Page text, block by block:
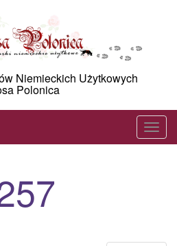
Niemieckich Użytkowych
Polonica
T
o